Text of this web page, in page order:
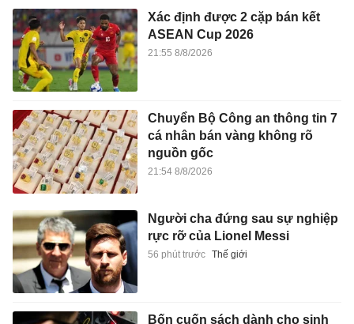
Xác định được 2 cặp bán kết
ASEAN Cup 2026
21:55 8/8/2026
Chuyển Bộ Công an thông tin 7
cá nhân bán vàng không rõ
nguồn gốc
21:54 8/8/2026
Người cha đứng sau sự nghiệp
rực rỡ của Lionel Messi
56 phút trước Thế giới
Bốn cuốn sách dành cho sinh